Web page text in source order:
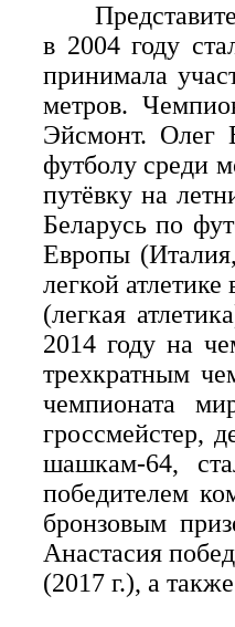
в 2004 году
принимала
метров.
Эйсмонт. Олег
футболу среди
путёвку на
Беларусь по
Европы
легкой
(легкая
2014 году на
трехкратным
чемпионата
гроссмейстер,
шашкам-64,
победителем
бронзовым
Анастасия
(2017 г.), а